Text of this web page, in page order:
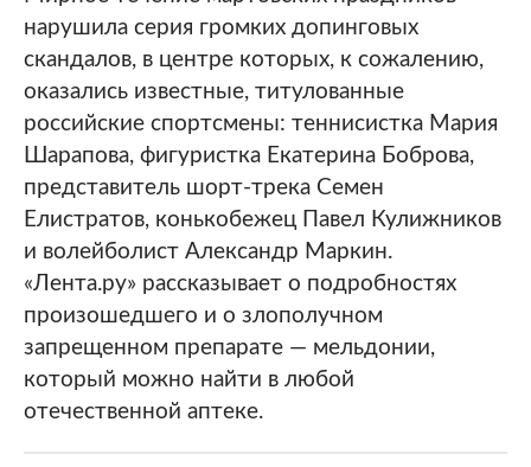
нарушила серия громких допинговых
скандалов, в центре которых, к сожалению,
оказались известные, титулованные
российские спортсмены: теннисистка Мария
Шарапова, фигуристка Екатерина Боброва,
представитель шорт-трека Семен
Елистратов, конькобежец Павел Кулижников
и волейболист Александр Маркин.
«Лента.ру» рассказывает о подробностях
произошедшего и о злополучном
запрещенном препарате — мельдонии,
который можно найти в любой
отечественной аптеке.